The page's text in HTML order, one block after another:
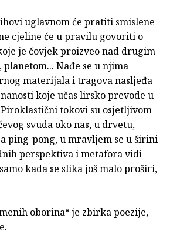
uglavnom će pratiti smislene
cjeline će u pravilu govoriti o
je čovjek proizveo nad drugim
Nađe se u njima
materijala i tragova nasljeđa
koje učas lirsko prevode u
tokovi su osjetljivom
svuda oko nas, u drvetu,
ping-pong, u mravljem se u širini
perspektiva i metafora vidi
kada se slika još malo proširi,
oborina“ je zbirka poezije,